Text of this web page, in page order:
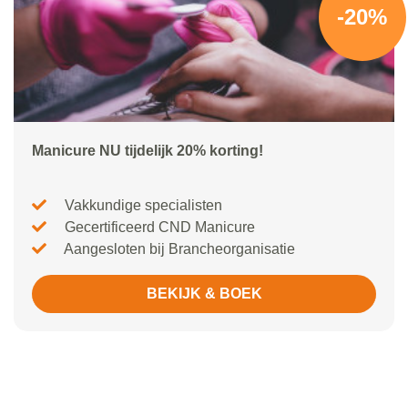
-20%
Manicure NU tijdelijk 20% korting!
Vakkundige specialisten
Gecertificeerd CND Manicure
Aangesloten bij Brancheorganisatie
BEKIJK & BOEK